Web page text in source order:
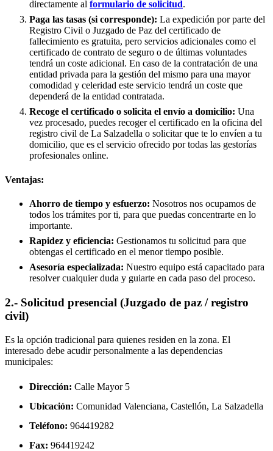
directamente al formulario de solicitud.
Paga las tasas (si corresponde): La expedición por parte del
Registro Civil o Juzgado de Paz del certificado de
fallecimiento es gratuita, pero servicios adicionales como el
certificado de contrato de seguro o de últimas voluntades
tendrá un coste adicional. En caso de la contratación de una
entidad privada para la gestión del mismo para una mayor
comodidad y celeridad este servicio tendrá un coste que
dependerá de la entidad contratada.
Recoge el certificado o solicita el envío a domicilio: Una
vez procesado, puedes recoger el certificado en la oficina del
registro civil de La Salzadella o solicitar que te lo envíen a tu
domicilio, que es el servicio ofrecido por todas las gestorías
profesionales online.
Ventajas:
Ahorro de tiempo y esfuerzo: Nosotros nos ocupamos de
todos los trámites por ti, para que puedas concentrarte en lo
importante.
Rapidez y eficiencia: Gestionamos tu solicitud para que
obtengas el certificado en el menor tiempo posible.
Asesoría especializada: Nuestro equipo está capacitado para
resolver cualquier duda y guiarte en cada paso del proceso.
2.- Solicitud presencial (Juzgado de paz / registro
civil)
Es la opción tradicional para quienes residen en la zona. El
interesado debe acudir personalmente a las dependencias
municipales:
Dirección: Calle Mayor 5
Ubicación: Comunidad Valenciana, Castellón, La Salzadella
Teléfono: 964419282
Fax: 964419242